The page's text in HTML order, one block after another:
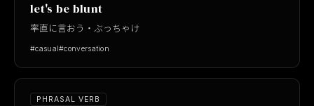
let's be blunt
率直に言おう・ぶっちゃけ
#casual#conversation
PHRASAL VERB